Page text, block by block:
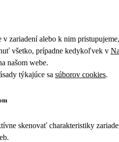
zariadení alebo k nim
všetko, prípadne kedykoľvek v
našom webe.
týkajúce sa súborov cookies.
skenovať charakteristiky